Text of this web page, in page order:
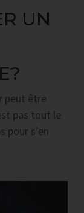
UN
peut être
pas tout le
pour s’en